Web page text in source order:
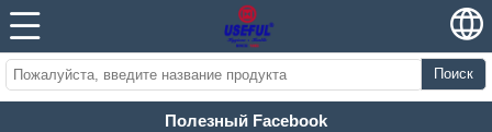
Поиск
Полезный Facebook